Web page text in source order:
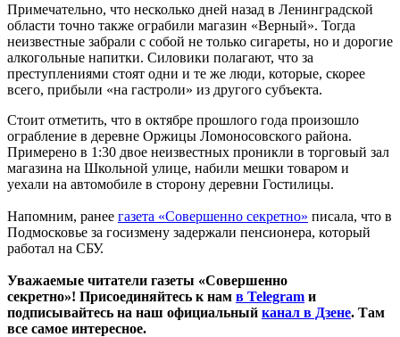
Примечательно, что несколько дней назад в Ленинградской
области точно также ограбили магазин «Верный». Тогда
неизвестные забрали с собой не только сигареты, но и дорогие
алкогольные напитки. Силовики полагают, что за
преступлениями стоят одни и те же люди, которые, скорее
всего, прибыли «на гастроли» из другого субъекта.
Стоит отметить, что в октябре прошлого года произошло
ограбление в деревне Оржицы Ломоносовского района.
Примерено в 1:30 двое неизвестных проникли в торговый зал
магазина на Школьной улице, набили мешки товаром и
уехали на автомобиле в сторону деревни Гостилицы.
Напомним, ранее газета «Совершенно секретно» писала, что в
Подмосковье за госизмену задержали пенсионера, который
работал на СБУ.
Уважаемые читатели газеты «Совершенно
секретно»! Присоединяйтесь к нам в Telegram и
подписывайтесь на наш официальный канал в Дзене. Там
все самое интересное.